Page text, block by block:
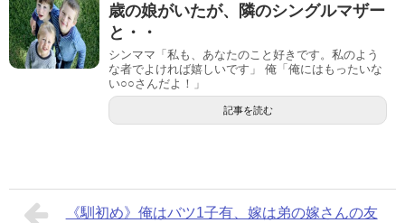
歳の娘がいたが、隣のシングルマザー
と・・
シンママ「私も、あなたのこと好きです。私のよう
な者でよければ嬉しいです」 俺「俺にはもったいな
い○○さんだよ！」
記事を読む
《馴初め》俺はバツ1子有、嫁は弟の嫁さんの友